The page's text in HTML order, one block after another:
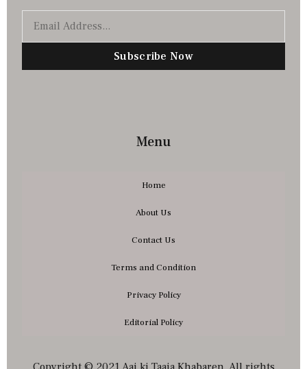
Subscribe Now
Menu
Home
About Us
Contact Us
Terms and Condition
Privacy Policy
Editorial Policy